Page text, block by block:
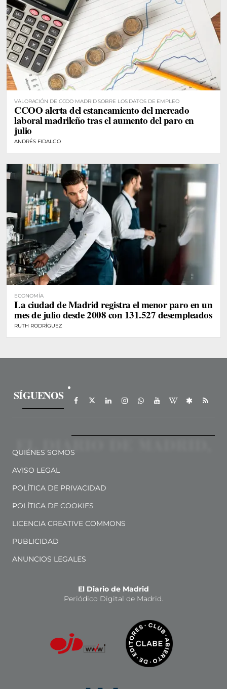
VALORACIÓN DE CCOO MADRID SOBRE LOS DATOS DE EMPLEO
CCOO alerta del estancamiento del mercado
laboral madrileño tras el aumento del paro en
julio
ANDRÉS FIDALGO
ECONOMÍA
La ciudad de Madrid registra el menor paro en un
mes de julio desde 2008 con 131.527 desempleados
RUTH RODRÍGUEZ
SÍGUENOS
QUIÉNES SOMOS
AVISO LEGAL
POLÍTICA DE PRIVACIDAD
POLÍTICA DE COOKIES
LICENCIA CREATIVE COMMONS
PUBLICIDAD
ANUNCIOS LEGALES
El Diario de Madrid
Periódico Digital de Madrid.